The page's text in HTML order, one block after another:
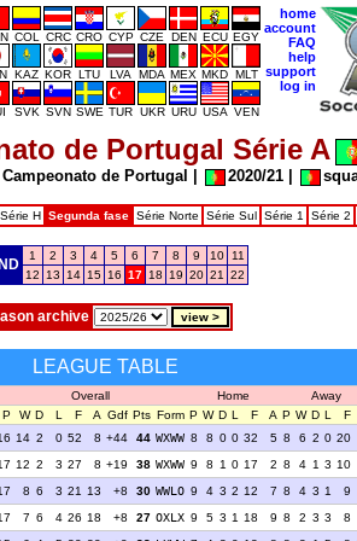
COL CRC CRO CYP CZE DEN ECU EGY
KAZ KOR LTU LVA MDA MEX MKD MLT
SVK SVN SWE TUR UKR URU USA VEN
home
account
FAQ
help
support
log in
de Portugal Série A
Campeonato de Portugal 2020/21|
Série H Segunda fase Série Norte Série Sul Série 1 Série 2
1 2 3 4 5 6 7 8 9 10
11
12
13 14 15 16 17 18 19 20 21 22
archive
LEAGUE TABLE
Overall Home
Away
P
W D L F A Gdf Pts Form P W D L F A P W D L F
14 2 0 52 8 +44 44 WXWW 8 8 0 0 32 5 8 6 2 0 20
12 2 3 27 8 +19 38 WXWW 9 8 1 0 17 2 8 4 1 3 10
8 6 3 21 13 +8 30 WWLO 9 4 3 2 12 7 8 4 3 1 9
7 6 4 26 18 +8 27 OXLX 9 5 3 1 18 9 8 2 3 3 8